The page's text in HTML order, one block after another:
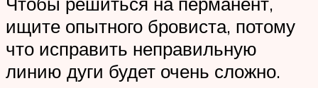
ищите опытного бровиста, потому
что исправить неправильную
линию дуги будет очень сложно.